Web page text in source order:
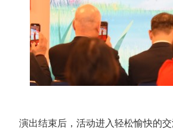
演出结束后，活动进入轻松愉快的